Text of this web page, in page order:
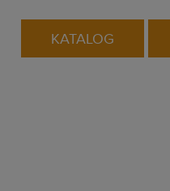
KATALOG